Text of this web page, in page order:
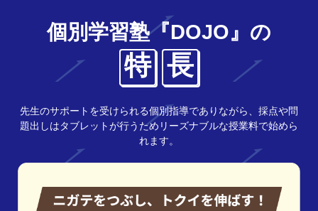
個別学習塾『DOJO』の
特 長
先生のサポートを受けられる個別指導でありながら、採点や問
題出しはタブレットが行うためリーズナブルな授業料で始めら
れます。